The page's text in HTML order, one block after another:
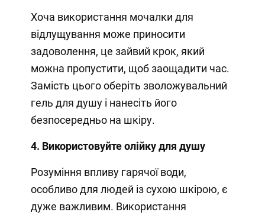
Хоча використання мочалки для
відлущування може приносити
задоволення, це зайвий крок, який
можна пропустити, щоб заощадити час.
Замість цього оберіть зволожувальний
гель для душу і нанесіть його
безпосередньо на шкіру.
4. Використовуйте олійку для душу
Розуміння впливу гарячої води,
особливо для людей із сухою шкірою, є
дуже важливим. Використання